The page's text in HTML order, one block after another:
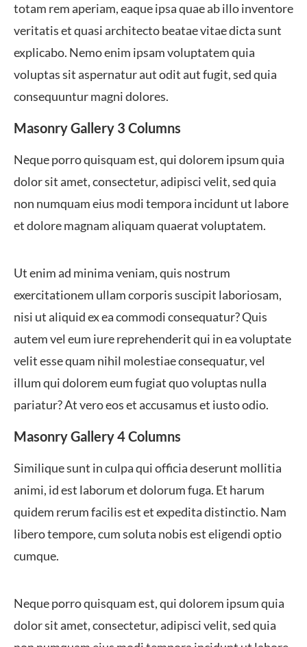
totam rem aperiam, eaque ipsa quae ab illo inventore
veritatis et quasi architecto beatae vitae dicta sunt
explicabo. Nemo enim ipsam voluptatem quia
voluptas sit aspernatur aut odit aut fugit, sed quia
consequuntur magni dolores.
Masonry Gallery 3 Columns
Neque porro quisquam est, qui dolorem ipsum quia
dolor sit amet, consectetur, adipisci velit, sed quia
non numquam eius modi tempora incidunt ut labore
et dolore magnam aliquam quaerat voluptatem.
Ut enim ad minima veniam, quis nostrum
exercitationem ullam corporis suscipit laboriosam,
nisi ut aliquid ex ea commodi consequatur? Quis
autem vel eum iure reprehenderit qui in ea voluptate
velit esse quam nihil molestiae consequatur, vel
illum qui dolorem eum fugiat quo voluptas nulla
pariatur? At vero eos et accusamus et iusto odio.
Masonry Gallery 4 Columns
Similique sunt in culpa qui officia deserunt mollitia
animi, id est laborum et dolorum fuga. Et harum
quidem rerum facilis est et expedita distinctio. Nam
libero tempore, cum soluta nobis est eligendi optio
cumque.
Neque porro quisquam est, qui dolorem ipsum quia
dolor sit amet, consectetur, adipisci velit, sed quia